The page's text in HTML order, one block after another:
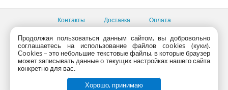
Контакты Доставка Оплата
Все пункты выдачи
Консультации продавцов по телефону:+7 (495) 795-09-03,
+7 (800) 775-09-03
PlanetaShop.ru © 2000 - 2017 | Все права защищены
Продолжая пользоваться данным сайтом, вы добровольно
соглашаетесь на использование файлов cookies (куки).
Сookies – это небольшие текстовые файлы, в которые браузер
может записывать данные о текущих настройках нашего сайта
конкретно для вас.
Хорошо, принимаю